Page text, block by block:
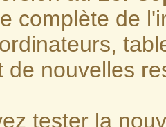
complète de
de nouvelles
tester la